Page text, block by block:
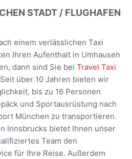
STADT / FLUGHAFEN
einem verlässlichen Taxi
Ihren Aufenthalt in Umhausen
dann sind Sie bei Travel Taxi
über 10 Jahren bieten wir
bis zu 16 Personen
und Sportausrüstung nach
München zu transportieren.
Innsbrucks bietet Ihnen unser
Team den
für Ihre Reise. Außerdem